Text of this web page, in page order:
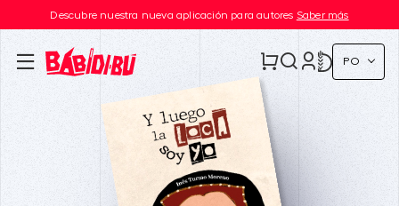
Descubre nuestra nueva aplicación para autores Saber más
PO